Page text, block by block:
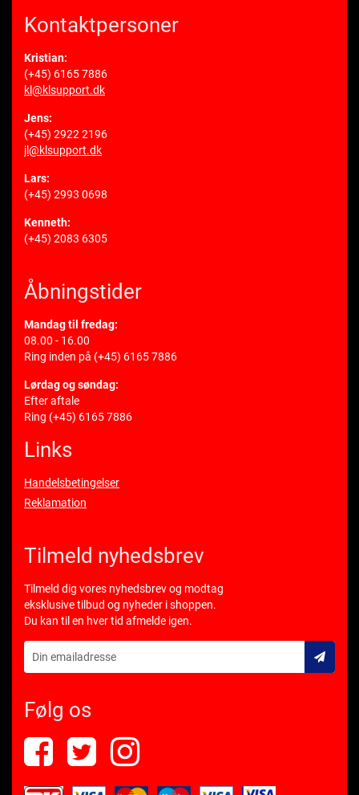
Kontaktpersoner
Kristian:
(+45) 6165 7886
kl@klsupport.dk
Jens:
(+45) 2922 2196
jl@klsupport.dk
Lars:
(+45) 2993 0698
Kenneth:
(+45) 2083 6305
Åbningstider
Mandag til fredag:
08.00 - 16.00
Ring inden på (+45) 6165 7886
Lørdag og søndag:
Efter aftale
Ring (+45) 6165 7886
Links
Handelsbetingelser
Reklamation
Tilmeld nyhedsbrev
Tilmeld dig vores nyhedsbrev og modtag
eksklusive tilbud og nyheder i shoppen.
Du kan til en hver tid afmelde igen.
Følg os